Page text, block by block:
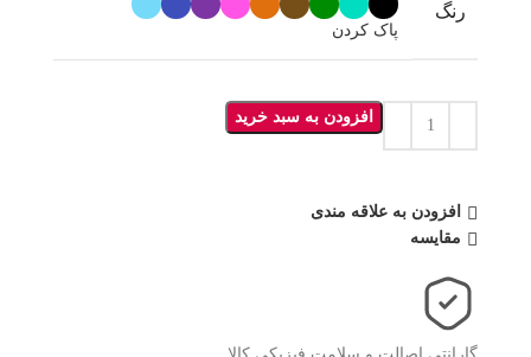
رنگ
پاک کردن
افزودن به سبد خرید
افزودن به علاقه مندی
مقایسه